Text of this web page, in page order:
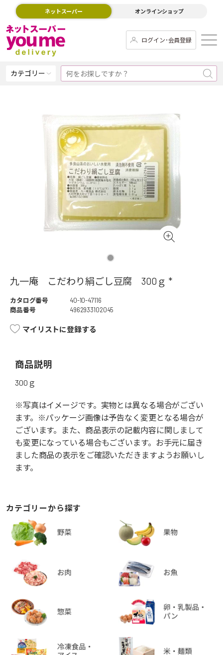
ネットスーパー オンラインショップ
ログイン･会員登録
カテゴリー
九一庵 こだわり絹ごし豆腐 300ｇ *
カタログ番号
40-10-47116
商品番号
4962933102045
マイリストに登録する
商品説明
300ｇ
※写真はイメージです。実物とは異なる場合がござい
ます。※パッケージ画像は予告なく変更となる場合が
ございます。また、商品表示の記載内容に関しまして
も変更になっている場合もございます。お手元に届き
ました商品の表示をご確認いただきますようお願いし
ます。
カテゴリーから探す